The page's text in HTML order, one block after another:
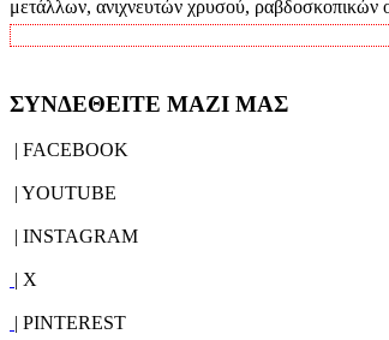
μετάλλων, ανιχνευτών χρυσού,
ΣΥΝΔΕΘΕΙΤΕ ΜΑΖΙ ΜΑΣ
| FACEBOOK
| YOUTUBE
| INSTAGRAM
| X
| PINTEREST